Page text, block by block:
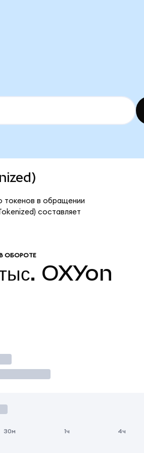
токенов в обращении
составляет
ОБОРОТЕ
OXYon
30м 1ч 4ч